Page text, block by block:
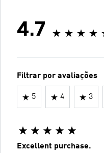
4.7
Filtrar por avaliações
5 4 3
Excellent purchase.